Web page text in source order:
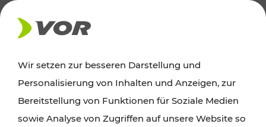
AKTUELLES
Ausflugstipps
Wir setzen zur besseren Darstellung und
Personalisierung von Inhalten und Anzeigen, zur
Bereitstellung von Funktionen für Soziale Medien
sowie Analyse von Zugriffen auf unsere Website so